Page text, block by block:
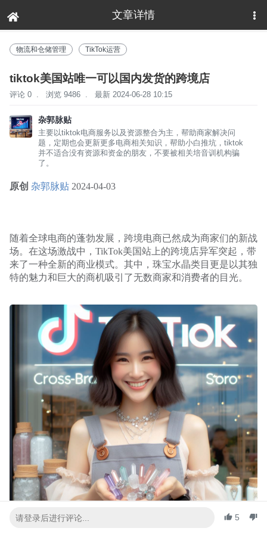
文章详情
下拉刷新
物流和仓储管理 TikTok运营
tiktok美国站唯一可以国内发货的跨境店
评论 0 . 浏览 9486 . 最新 2024-06-28 10:15
杂郭脉贴
主要以tiktok电商服务以及资源整合为主，帮助商家解决问
题，定期也会更新更多电商相关知识，帮助小白推坑，tiktok
并不适合没有资源和资金的朋友，不要被相关培音训机构骗
了。
原创 杂郭脉贴 2024-04-03
随着全球电商的蓬勃发展，跨境电商已然成为商家们的新战
场。在这场激战中，TikTok美国站上的跨境店异军突起，带
来了一种全新的商业模式。其中，珠宝水晶类目更是以其独
特的魅力和巨大的商机吸引了无数商家和消费者的目光。
5